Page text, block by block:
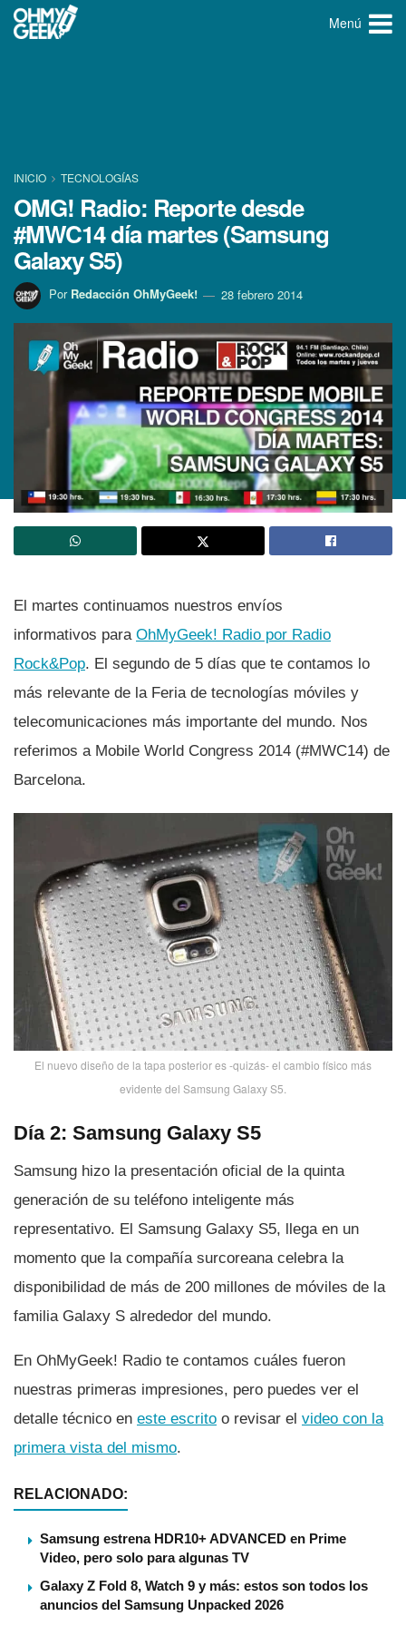
Menú
INICIO TECNOLOGÍ­AS
OMG! Radio: Reporte desde
#MWC14 dí­a martes (Samsung
Galaxy S5)
Por Redacción OhMyGeek! 28 febrero 2014
El martes continuamos nuestros enví­os
informativos para OhMyGeek! Radio por Radio
Rock&Pop. El segundo de 5 dí­as que te contamos lo
más relevante de la Feria de tecnologí­as móviles y
telecomunicaciones más importante del mundo. Nos
referimos a Mobile World Congress 2014 (#MWC14) de
Barcelona.
El nuevo diseño de la tapa posterior es -quizás- el cambio fí­sico más
evidente del Samsung Galaxy S5.
Dí­a 2: Samsung Galaxy S5
Samsung hizo la presentación oficial de la quinta
generación de su teléfono inteligente más
representativo. El Samsung Galaxy S5, llega en un
momento que la compañí­a surcoreana celebra la
disponibilidad de más de 200 millones de móviles de la
familia Galaxy S alrededor del mundo.
En OhMyGeek! Radio te contamos cuáles fueron
nuestras primeras impresiones, pero puedes ver el
detalle técnico en este escrito o revisar el video con la
primera vista del mismo.
RELACIONADO:
Samsung estrena HDR10+ ADVANCED en Prime
Video, pero solo para algunas TV
Galaxy Z Fold 8, Watch 9 y más: estos son todos los
anuncios del Samsung Unpacked 2026